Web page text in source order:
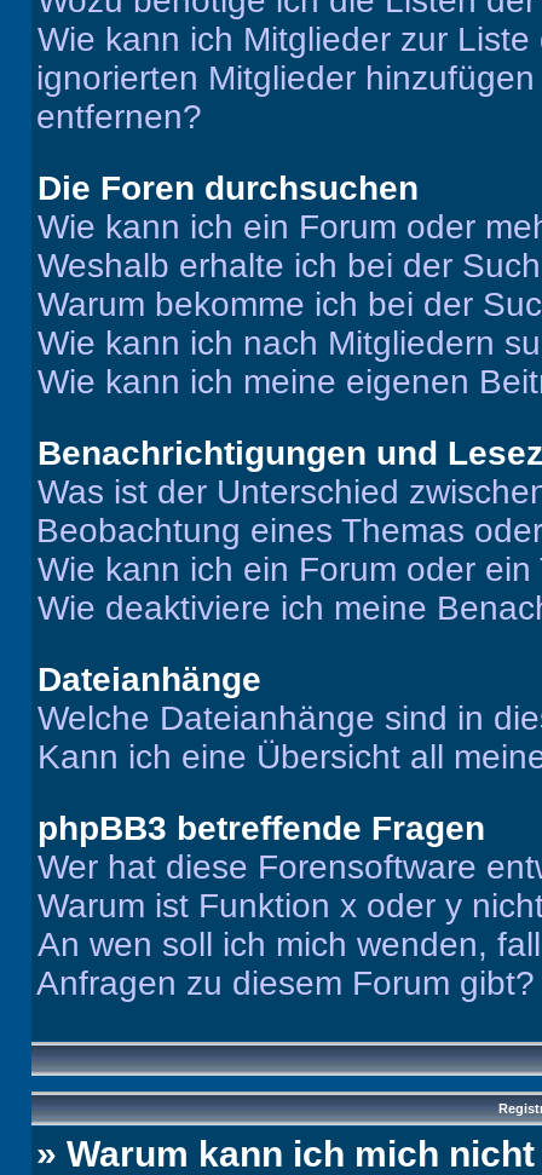
Wie kann ich Mitglieder zur
ignorierten Mitglieder
entfernen?
Die Foren durchsuchen
Wie kann ich ein Forum oder
Weshalb erhalte ich bei der
Warum bekomme ich bei der
Wie kann ich nach Mitgliedern
Wie kann ich meine eigenen
Benachrichtigungen und
Was ist der Unterschied
Beobachtung eines Themas
Wie kann ich ein Forum oder
Wie deaktiviere ich meine
Dateianhänge
Welche Dateianhänge sind in
Kann ich eine Übersicht all
phpBB3 betreffende Fragen
Wer hat diese Forensoftware
Warum ist Funktion x oder y
An wen soll ich mich wenden,
Anfragen zu diesem Forum gibt?
» Warum kann ich mich